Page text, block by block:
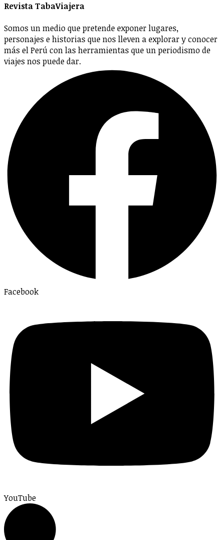
Revista TabaViajera
Somos un medio que pretende exponer lugares,
personajes e historias que nos lleven a explorar y conocer
más el Perú con las herramientas que un periodismo de
viajes nos puede dar.
Facebook
YouTube